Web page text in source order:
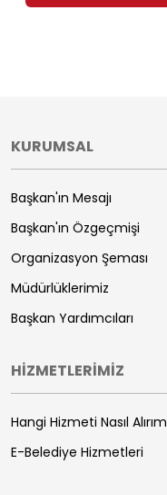
KURUMSAL
Başkan'ın Mesajı
Başkan'ın Özgeçmişi
Organizasyon Şeması
Müdürlüklerimiz
Başkan Yardımcıları
HİZMETLERİMİZ
Hangi Hizmeti Nasıl Alırım
E-Belediye Hizmetleri